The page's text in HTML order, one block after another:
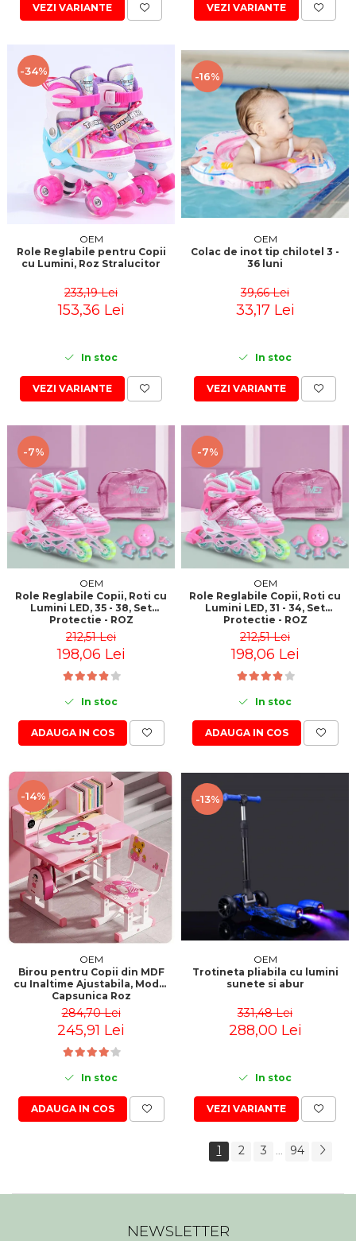
VEZI VARIANTE VEZI VARIANTE
-34%
OEM
Role Reglabile pentru Copii
cu Lumini, Roz Stralucitor
233,19 Lei
153,36 Lei
In stoc
VEZI VARIANTE
-16%
OEM
Colac de inot tip chilotel 3 -
36 luni
39,66 Lei
33,17 Lei
In stoc
VEZI VARIANTE
-7%
OEM
Role Reglabile Copii, Roti cu
Lumini LED, 35 - 38, Set
Protectie - ROZ
212,51 Lei
198,06 Lei
In stoc
ADAUGA IN COS
-7%
OEM
Role Reglabile Copii, Roti cu
Lumini LED, 31 - 34, Set
Protectie - ROZ
212,51 Lei
198,06 Lei
In stoc
ADAUGA IN COS
-14%
OEM
Birou pentru Copii din MDF
cu Inaltime Ajustabila, Model
Capsunica Roz
284,70 Lei
245,91 Lei
In stoc
ADAUGA IN COS
-13%
OEM
Trotineta pliabila cu lumini
sunete si abur
331,48 Lei
288,00 Lei
In stoc
VEZI VARIANTE
1 2 3 94
NEWSLETTER